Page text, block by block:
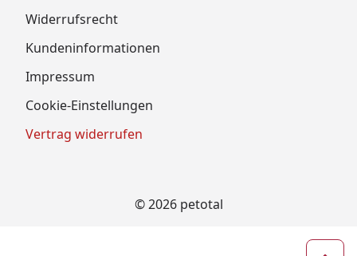
Widerrufsrecht
Kundeninformationen
Impressum
Cookie-Einstellungen
Vertrag widerrufen
© 2026 petotal